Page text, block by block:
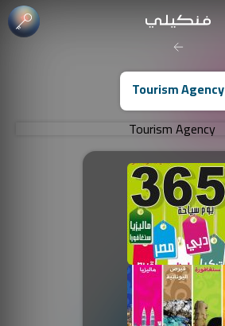
Tourism Agency
صورة الغلاف من فن